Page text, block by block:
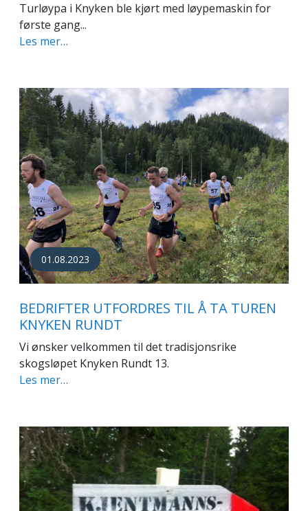
Turløypa i Knyken ble kjørt med løypemaskin for
første gang...
Les mer…
01.08.2023
BEDRIFTER UTFORDRES TIL Å TA TUREN
KNYKEN RUNDT
Vi ønsker velkommen til det tradisjonsrike
skogsløpet Knyken Rundt 13.
Les mer…